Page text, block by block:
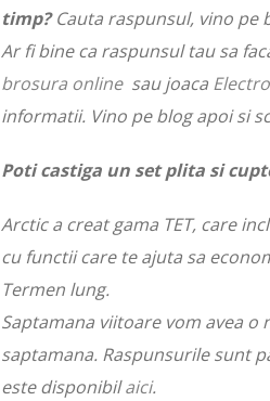
timp?Cauta raspunsul, vino pe
Ar fi bine ca raspunsul tau sa
brosura onlinesau joaca
informatii. Vino pe blog apoi si
Poti castiga un set plita si
Arctic a creat gama TET, care
cu functii care te ajuta sa
Termen lung.
Saptamana viitoare vom avea
saptamana. Raspunsurile sunt
este disponibilaici.